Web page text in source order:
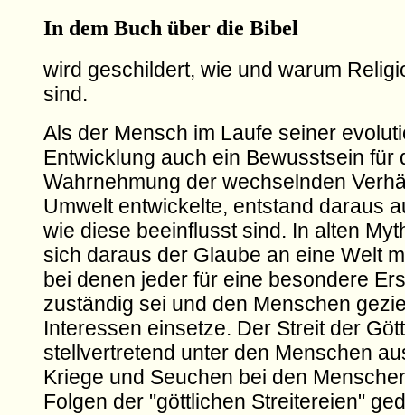
In dem Buch über die Bibel
wird geschildert, wie und warum
sind.
Als der Mensch im Laufe seiner
Entwicklung auch ein Bewusstsein für
Wahrnehmung der wechselnden
Umwelt entwickelte, entstand daraus
wie diese beeinflusst sind. In alten
sich daraus der Glaube an eine Welt
bei denen jeder für eine besondere
zuständig sei und den Menschen
Interessen einsetze. Der Streit der
stellvertretend unter den Menschen
Kriege und Seuchen bei den
Folgen der "göttlichen Streitereien"